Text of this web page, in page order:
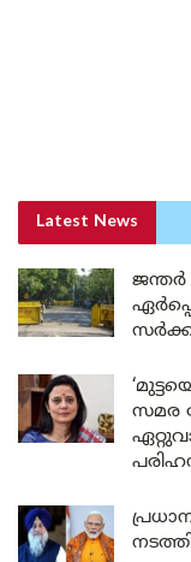
Latest News
ജന്തർ
സമര